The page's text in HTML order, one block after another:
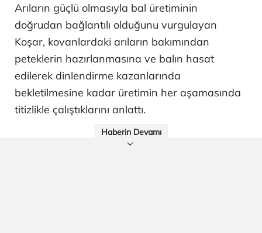
Arıların güçlü olmasıyla bal üretiminin
doğrudan bağlantılı olduğunu vurgulayan
Koşar, kovanlardaki arıların bakımından
peteklerin hazırlanmasına ve balın hasat
edilerek dinlendirme kazanlarında
bekletilmesine kadar üretimin her aşamasında
titizlikle çalıştıklarını anlattı.
Haberin Devamı